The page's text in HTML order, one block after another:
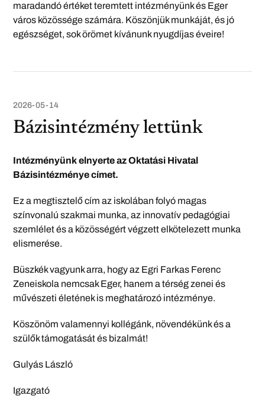
maradandó értéket teremtett intézményünk és Eger
város közössége számára. Köszönjük munkáját, és jó
egészséget, sok örömet kívánunk nyugdíjas éveire!
2026-05-14
Bázisintézmény lettünk
Intézményünk elnyerte az Oktatási Hivatal
Bázisintézménye címet.
Ez a megtisztelő cím az iskolában folyó magas
színvonalú szakmai munka, az innovatív pedagógiai
szemlélet és a közösségért végzett elkötelezett munka
elismerése.
Büszkék vagyunk arra, hogy az Egri Farkas Ferenc
Zeneiskola nemcsak Eger, hanem a térség zenei és
művészeti életének is meghatározó intézménye.
Köszönöm valamennyi kollégánk, növendékünk és a
szülők támogatását és bizalmát!
Gulyás László
Igazgató